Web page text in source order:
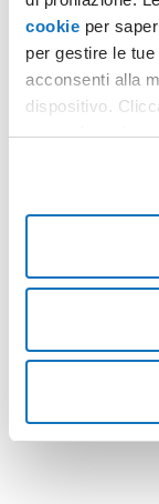
cookie per
per gestire le
acconsenti alla
dispositivo.
possono